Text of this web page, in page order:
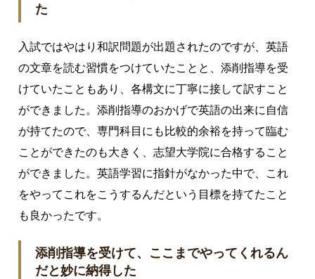
た
入試ではやはり和訳問題が出題されたのですが、英語
の文章を読む習慣をつけていたことと、添削指導を受
けていたこともあり、各構文に丁寧に接して訳すこと
ができました。添削指導のおかげで英語の出来に自信
が持てたので、専門科目にも比較的余裕を持って臨む
ことができたのも大きく、志望大学院に合格すること
ができました。英語学習に指針がなかった中で、これ
をやってこれをこうするんだという目標を持てたこと
も良かったです。
添削指導を受けて、ここまでやってくれるん
だと妙に納得した